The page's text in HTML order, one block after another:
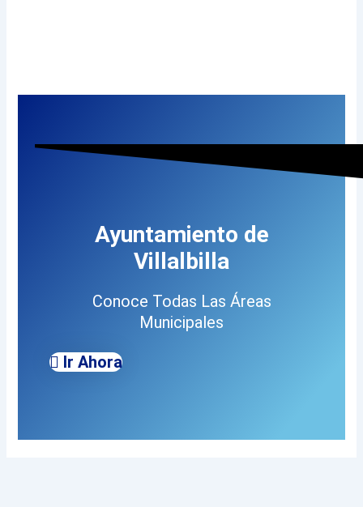
Ayuntamiento de
Villalbilla
Conoce Todas Las Áreas
Municipales
Ir Ahora